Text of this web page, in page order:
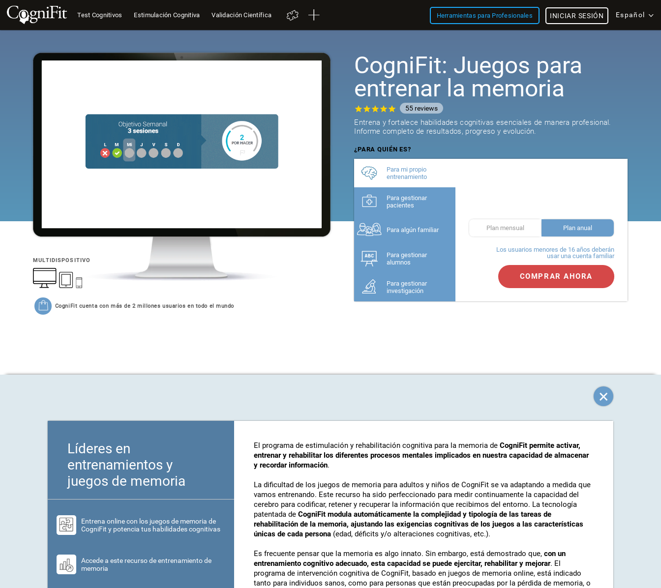
Test Cognitivos Estimulación Cognitiva Validación Científica Herramientas para Profesionales Español
INICIAR SESIÓN
MULTIDISPOSITIVO
CogniFit cuenta con más de 2 millones usuarios en todo el mundo
CogniFit: Juegos para
entrenar la memoria
55 reviews
Entrena y fortalece habilidades cognitivas esenciales de manera profesional.
Informe completo de resultados, progreso y evolución.
¿PARA QUIÉN ES?
Para mi propio
entrenamiento
Para gestionar
pacientes
Para algún familiar
Para gestionar
alumnos
Para gestionar
investigación
Plan mensual Plan anual
Los usuarios menores de 16 años deberán
usar una cuenta familiar
COMPRAR AHORA
Líderes en
entrenamientos y
juegos de memoria
Entrena online con los juegos de memoria de
CogniFit y potencia tus habilidades cognitivas
Accede a este recurso de entrenamiento de
memoria
El programa de estimulación y rehabilitación cognitiva para la memoria de CogniFit permite activar,
entrenar y rehabilitar los diferentes procesos mentales implicados en nuestra capacidad de almacenar
y recordar información.
La dificultad de los juegos de memoria para adultos y niños de CogniFit se va adaptando a medida que
vamos entrenando. Este recurso ha sido perfeccionado para medir continuamente la capacidad del
cerebro para codificar, retener y recuperar la información que recibimos del entorno. La tecnología
patentada de CogniFit modula automáticamente la complejidad y tipología de las tareas de
rehabilitación de la memoria, ajustando las exigencias cognitivas de los juegos a las características
únicas de cada persona (edad, déficits y/o alteraciones cognitivas, etc.).
Es frecuente pensar que la memoria es algo innato. Sin embargo, está demostrado que, con un
entrenamiento cognitivo adecuado, esta capacidad se puede ejercitar, rehabilitar y mejorar. El
programa de intervención cognitiva de CogniFit, basado en juegos de memoria online, está indicado
tanto para individuos sanos, como para personas que están preocupadas por la pérdida de memoria, o